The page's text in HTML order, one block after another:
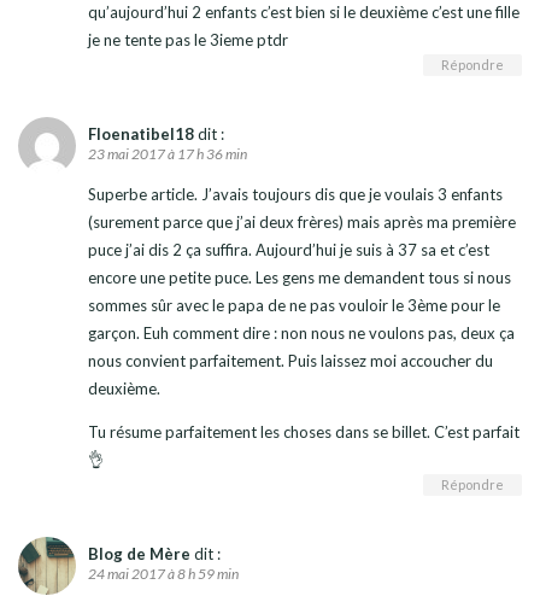
qu’aujourd’hui 2 enfants c’est bien si le deuxième c’est une fille
je ne tente pas le 3ieme ptdr
Répondre
Floenatibel18dit :
23 mai 2017 à 17 h 36 min
Superbe article. J’avais toujours dis que je voulais 3 enfants
(surement parce que j’ai deux frères) mais après ma première
puce j’ai dis 2 ça suffira. Aujourd’hui je suis à 37 sa et c’est
encore une petite puce. Les gens me demandent tous si nous
sommes sûr avec le papa de ne pas vouloir le 3ème pour le
garçon. Euh comment dire : non nous ne voulons pas, deux ça
nous convient parfaitement. Puis laissez moi accoucher du
deuxième.
Tu résume parfaitement les choses dans se billet. C’est parfait
👌
Répondre
Blog de Mère dit :
24 mai 2017 à 8 h 59 min